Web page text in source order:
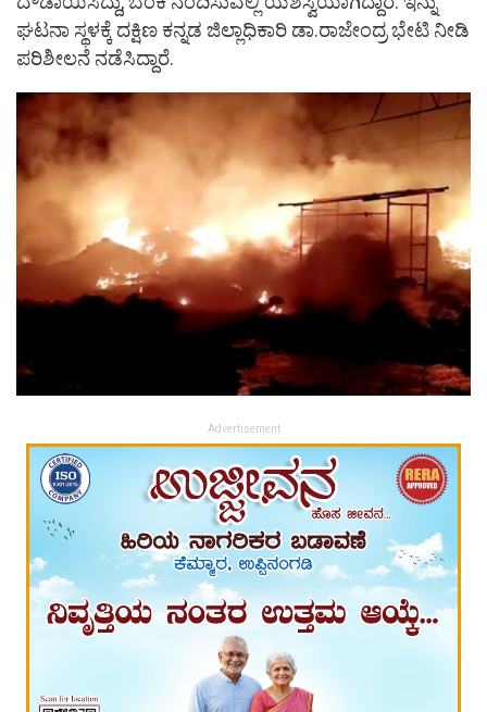
ಘಟನಾ ಸ್ಥಳಕ್ಕೆ ದಕ್ಷಿಣ ಕನ್ನಡ ಜಿಲ್ಲಾಧಿಕಾರಿ ಡಾ.ರಾಜೇಂದ್ರ ಭೇಟಿ ನೀಡಿ
ಪರಿಶೀಲನೆ ನಡೆಸಿದ್ದಾರೆ.
Advertisement